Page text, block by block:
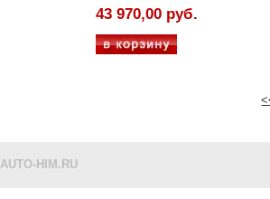
43 970,00 руб.
AUTO-HIM.RU